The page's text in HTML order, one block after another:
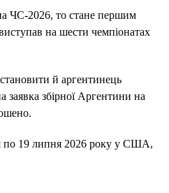
ЧС‑2026, то стане першим
на шести чемпіонатах
й аргентинець
заявка збірної Аргентини на
по 19 липня 2026 року у США,